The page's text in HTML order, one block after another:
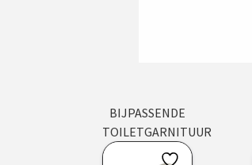
BIJPASSENDE
TOILETGARNITUUR